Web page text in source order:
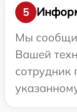
5
Мы
Вашей
сотрудник